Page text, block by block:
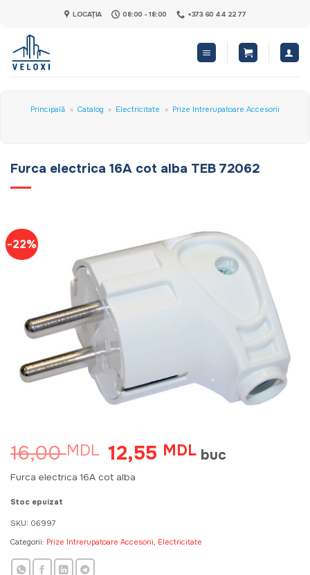
content
LOCAȚIA 08:00 - 18:00 +373 60 44 22 77
Principală » Catalog » Electricitate » Prize Intrerupatoare Accesorii
Furca electrica 16A cot alba TEB 72062
-22%
16,00MDL Prețul
inițial
a
12,55 MDLPrețul
curent
buc
Furca electrica 16A cot alba
Stoc epuizat
SKU: 06997
Categorii: Prize Intrerupatoare Accesorii Electricitate